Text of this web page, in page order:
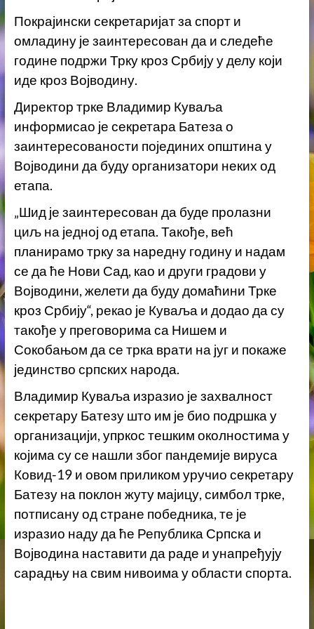
Покрајински секретаријат за спорт и
омладину је заинтересован да и следеће
године подржи Трку кроз Србију у делу који
иде кроз Војводину.
Директор трке Владимир Куваља
информисао је секретара Батеза о
заинтересованости појединих општина у
Војводини да буду организатори неких од
етапа.
„Шид је заинтересован да буде пролазни
циљ на једној од етапа. Такође, већ
планирамо трку за наредну годину и надам
се да ће Нови Сад, као и други градови у
Војводини, желети да буду домаћини Трке
кроз Србију“, рекао је Куваља и додао да су
такође у преговорима са Нишем и
Сокобањом да се трка врати на југ и покаже
јединство српских народа.
Владимир Куваља изразио је захвалност
секретару Батезу што им је био подршка у
организацији, упркос тешким околностима у
којима су се нашли због пандемије вируса
Ковид-19 и овом приликом уручио секретару
Батезу на поклон жуту мајицу, симбол трке,
потписану од стране победника, те је
изразио наду да ће Република Српска и
Војводина наставити да раде и унапређују
сарадњу на свим нивоима у области спорта.